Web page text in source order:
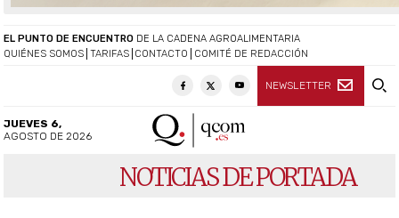
QUIÉNES SOMOS TARIFAS CONTACTO COMITÉ DE REDACCIÓN
NEWSLETTER
EL PUNTO DE ENCUENTRO DE LA CADENA AGROALIMENTARIA
JUEVES 6,
AGOSTO DE 2026
NOTICIAS DE PORTADA